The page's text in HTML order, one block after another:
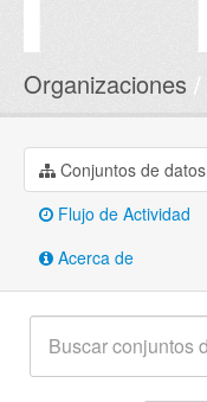
Organizaciones
Conjuntos de datos
Flujo de Actividad
Acerca de